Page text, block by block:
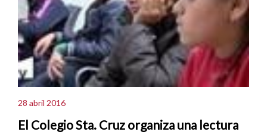
28 abril 2016
El Colegio Sta. Cruz organiza una lectura